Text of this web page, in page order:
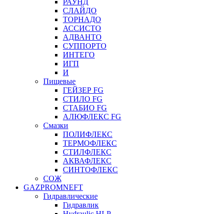
РАУНД
СЛАЙДО
ТОРНАДО
АССИСТО
АДВАНТО
СУППОРТО
ИНТЕГО
ИГП
И
Пищевые
ГЕЙЗЕР FG
СТИЛО FG
СТАБИО FG
АЛЮФЛЕКС FG
Смазки
ПОЛИФЛЕКС
ТЕРМОФЛЕКС
СТИЛФЛЕКС
АКВАФЛЕКС
СИНТОФЛЕКС
СОЖ
GAZPROMNEFT
Гидравлические
Гидравлик